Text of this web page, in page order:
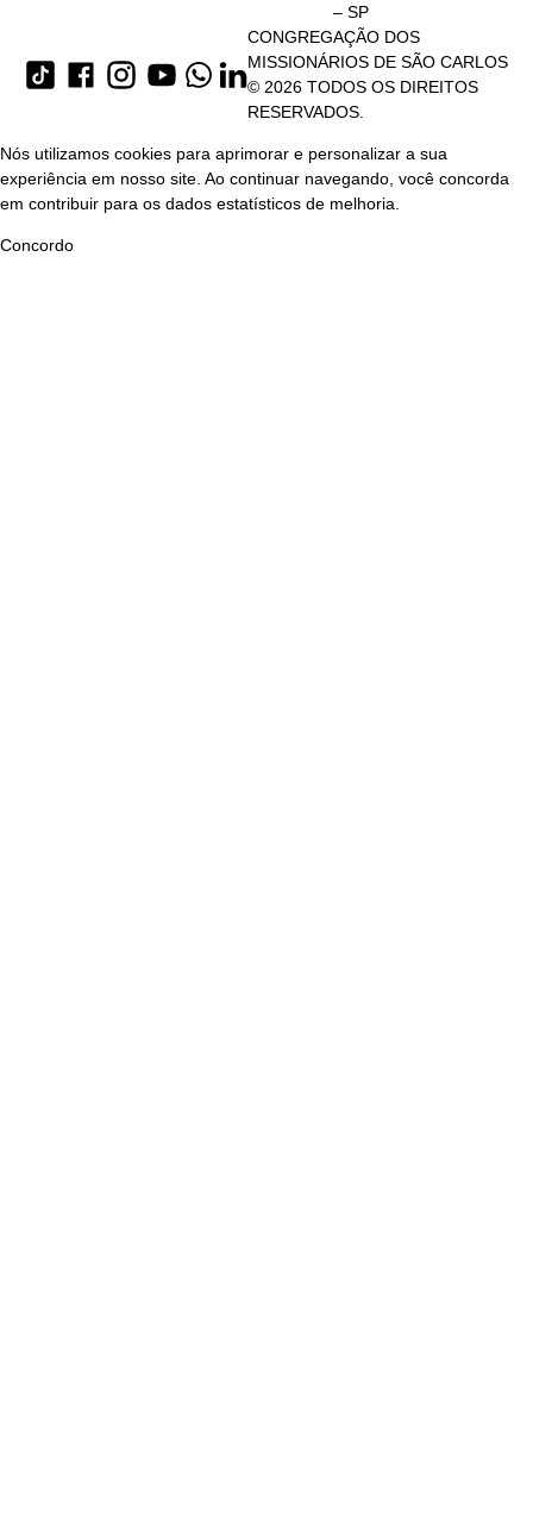
– SP
CONGREGAÇÃO DOS
MISSIONÁRIOS DE SÃO CARLOS
© 2026 TODOS OS DIREITOS
RESERVADOS.
Nós utilizamos cookies para aprimorar e personalizar a sua
experiência em nosso site. Ao continuar navegando, você concorda
em contribuir para os dados estatísticos de melhoria.
Concordo